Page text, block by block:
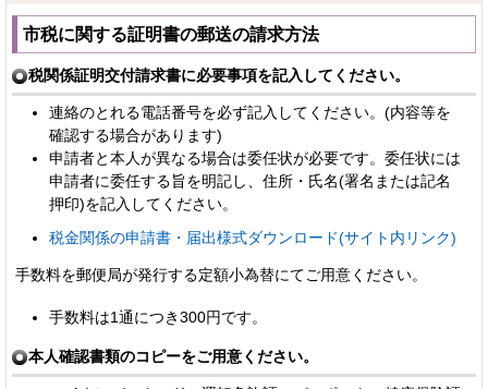
市税に関する証明書の郵送の請求方法
税関係証明交付請求書に必要事項を記入してください。
連絡のとれる電話番号を必ず記入してください。(内容等を
確認する場合があります)
申請者と本人が異なる場合は委任状が必要です。委任状には
申請者に委任する旨を明記し、住所・氏名(署名または記名
押印)を記入してください。
税金関係の申請書・届出様式ダウンロード(サイト内リンク)
手数料を郵便局が発行する定額小為替にてご用意ください。
手数料は1通につき300円です。
本人確認書類のコピーをご用意ください。